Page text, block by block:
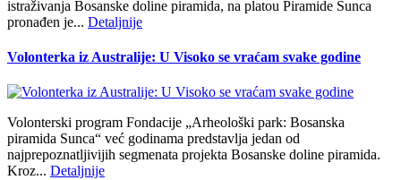
istraživanja Bosanske doline piramida, na platou Piramide Sunca
pronađen je... Detaljnije
Volonterka iz Australije: U Visoko se vraćam svake godine
Volonterski program Fondacije „Arheološki park: Bosanska
piramida Sunca“ već godinama predstavlja jedan od
najprepoznatljivijih segmenata projekta Bosanske doline piramida.
Kroz... Detaljnije